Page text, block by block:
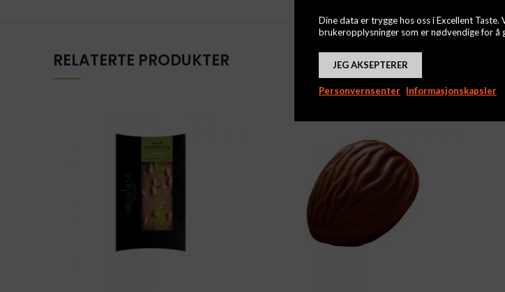
RELATERTE PRODUKTER
Dine data er trygge hos oss i Excellent Taste.
brukeropplysninger som er nødvendige for å
JEG AKSEPTERER
Personvernsenter Informasjonskapsler